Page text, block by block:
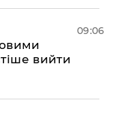
вийти
09:06